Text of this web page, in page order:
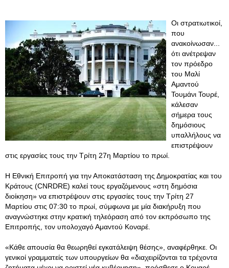
Οι στρατιωτικοί,
που
ανακοίνωσαν...
ότι ανέτρεψαν
τον πρόεδρο
του Μαλί
Αμαντού
Τουμάνι Τουρέ,
κάλεσαν
σήμερα τους
δημόσιους
υπαλλήλους να
επιστρέψουν
στις εργασίες τους την Τρίτη 27η Μαρτίου το πρωί.
Η Εθνική Επιτροπή για την Αποκατάσταση της Δημοκρατίας και του
Κράτους (CNRDRE) καλεί τους εργαζόμενους «στη δημόσια
διοίκηση» να επιστρέψουν στις εργασίες τους την Τρίτη 27
Μαρτίου στις 07:30 το πρωί, σύμφωνα με μία διακήρυξη που
αναγνώστηκε στην κρατική τηλεόραση από τον εκπρόσωπο της
Επιτροπής, τον υπολοχαγό Αμαντού Κοναρέ.
«Κάθε απουσία θα θεωρηθεί εγκατάλειψη θέσης», αναφέρθηκε. Οι
γενικοί γραμματείς των υπουργείων θα «διαχειρίζονται τα τρέχοντα